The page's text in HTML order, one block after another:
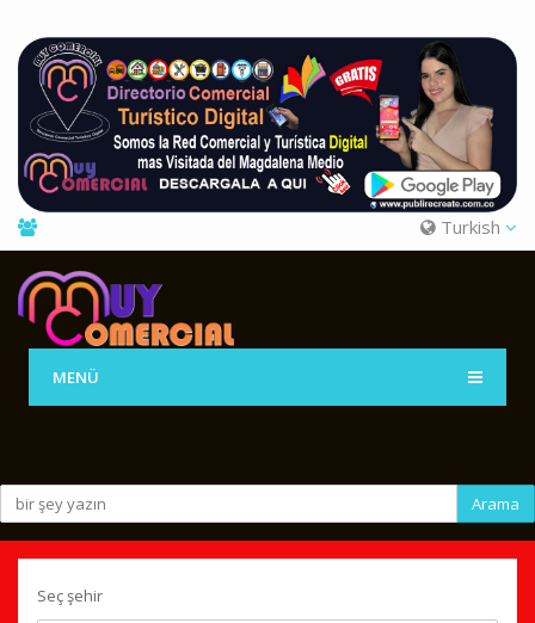
Turkish
MENÜ
Arama
Seç şehir